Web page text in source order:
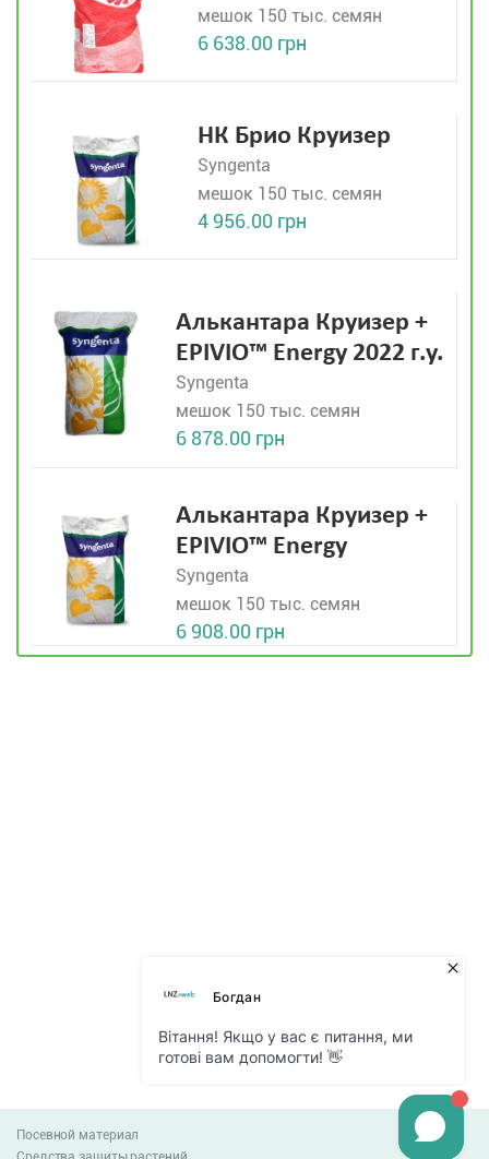
мешок 150 тыс. семян
6 638.00 грн
НК Брио Круизер
Syngenta
мешок 150 тыс. семян
4 956.00 грн
Алькантара Круизер +
EPIVIO™ Energy 2022 г.у.
Syngenta
мешок 150 тыс. семян
6 878.00 грн
Алькантара Круизер +
EPIVIO™ Energy
Syngenta
мешок 150 тыс. семян
6 908.00 грн
Посевной материал